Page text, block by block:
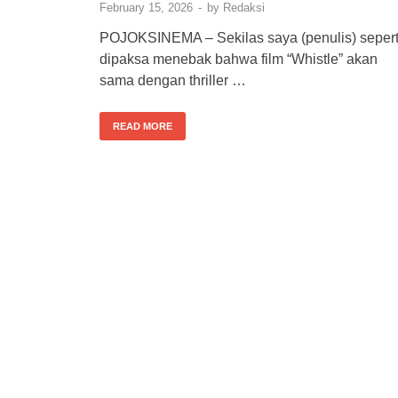
February 15, 2026 - by Redaksi
POJOKSINEMA – Sekilas saya (penulis)
dipaksa menebak bahwa film “Whistle” akan
sama dengan thriller …
READ MORE